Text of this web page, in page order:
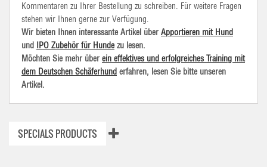
Kommentaren zu Ihrer Bestellung zu schreiben. Für weitere Fragen
stehen wir Ihnen gerne zur Verfügung.
Wir bieten Ihnen interessante Artikel über Apportieren mit Hund
und
IPO Zubehör für Hunde zu lesen.
Möchten Sie mehr über ein effektives und erfolgreiches Training mit
dem Deutschen Schäferhund erfahren, lesen Sie bitte unseren
Artikel.
SPECIALS PRODUCTS